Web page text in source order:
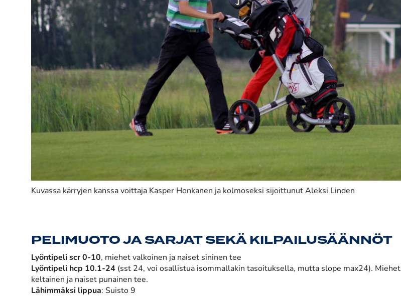
Kuvassa kärryjen kanssa voittaja Kasper Honkanen ja kolmoseksi sijoittunut Aleksi Linden
PELIMUOTO JA SARJAT SEKÄ KILPAILUSÄÄNNÖT
Lyöntipeli scr 0-10, miehet valkoinen ja naiset sininen tee
Lyöntipeli hcp 10.1-24 (sst 24, voi osallistua isommallakin tasoituksella, mutta slope max24). Miehet
keltainen ja naiset punainen tee.
Lähimmäksi lippua: Suisto 9